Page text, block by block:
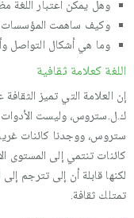
وهل يمكن اعتبار اللغة
وكيف ساهمت المؤسسات
وما هي أشكال التواصل
اللغة كعلامة ثقافية
إن العلامة التي تميز
ك.ل.ستروس، وليست الأدوات
ستروس، ووجدنا كائنات
كائنات تنتمي إلى المستوى
لكنها قابلة أن إلى تترجم
تمتلك ثقافة.